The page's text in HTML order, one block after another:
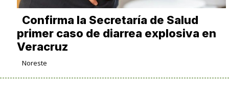
Confirma la Secretaría de Salud
primer caso de diarrea explosiva en
Veracruz
Noreste